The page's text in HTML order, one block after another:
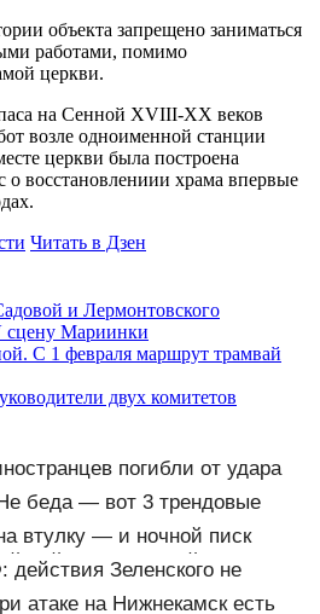
объекта запрещено заниматься
работами, помимо
церкви.
на Сенной XVIII-XX веков
возле одноименной станции
церкви была построена
о восстановлениии храма впервые
Читать в Дзен
и Лермонтовского
сцену Мариинки
С 1 февраля маршрут трамвай
двух комитетов
погибли от удара
беда — вот 3 трендовые
и вещи как из магазина
втулку — и ночной писк
лайфхак, который спасает в
Зеленского не
кроме продолжения СВО
атаке на Нижнекамск есть